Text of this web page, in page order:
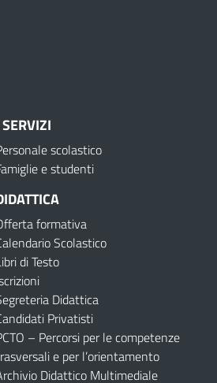
scolastico
e studenti
formativa
Scolastico
di Testo
Didattica
Privatisti
– Percorsi per le competenze
e per l’orientamento
Didattico Multimediale